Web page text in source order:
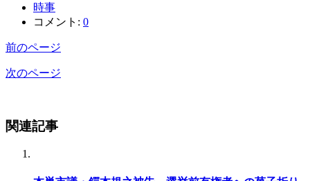
時事
コメント: 0
前のページ
次のページ
関連記事